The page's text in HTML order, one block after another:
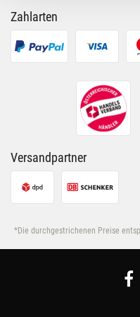
möglicherweise mit
ihnen bereitgestellt hast
Nutzung der Dienste
Zahlarten
Versandpartner
*Die durchgestrichenen Preise